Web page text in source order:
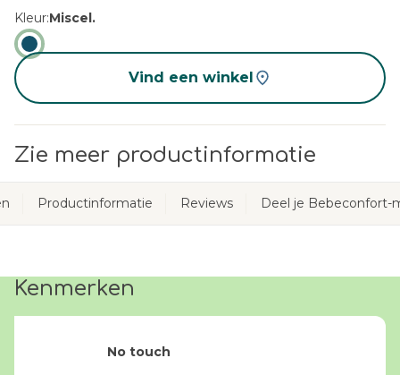
Kleur Miscel.
Vind een winkel
Zie meer productinformatie
Productinformatie Reviews Deel je Bebeconfort-
Kenmerken
No touch